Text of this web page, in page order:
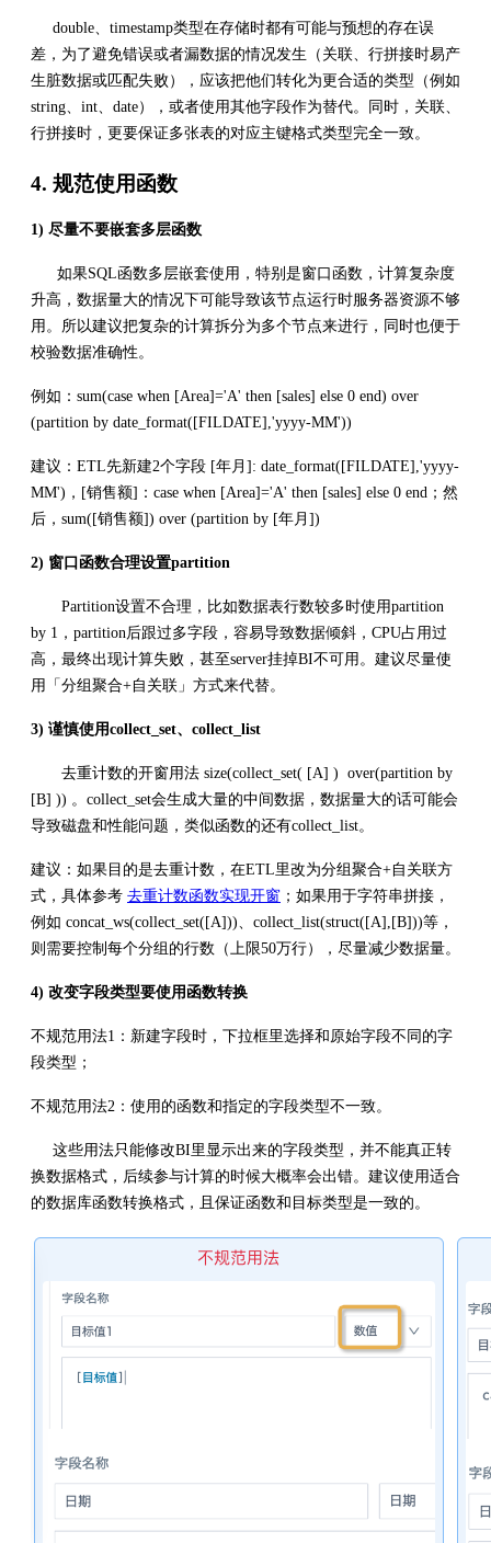
double、timestamp类型在存储时都有可能与预想的存在误
差，为了避免错误或者漏数据的情况发生（关联、行拼接时易产
生脏数据或匹配失败），应该把他们转化为更合适的类型（例如
string、int、date），或者使用其他字段作为替代。同时，关联、
行拼接时，更要保证多张表的对应主键格式类型完全一致。
4. 规范使用函数
1) 尽量不要嵌套多层函数
如果SQL函数多层嵌套使用，特别是窗口函数，计算复杂度
升高，数据量大的情况下可能导致该节点运行时服务器资源不够
用。所以建议把复杂的计算拆分为多个节点来进行，同时也便于
校验数据准确性。
例如：sum(case when [Area]='A' then [sales] else 0 end) over
(partition by date_format([FILDATE],'yyyy-MM'))
建议：ETL先新建2个字段 [年月]: date_format([FILDATE],'yyyy-
MM')，[销售额]：case when [Area]='A' then [sales] else 0 end；然
后，sum([销售额]) over (partition by [年月])
2) 窗口函数合理设置partition
Partition设置不合理，比如数据表行数较多时使用partition
by 1，partition后跟过多字段，容易导致数据倾斜，CPU占用过
高，最终出现计算失败，甚至server挂掉BI不可用。建议尽量使
用「分组聚合+自关联」方式来代替。
3) 谨慎使用collect_set、collect_list
去重计数的开窗用法 size(collect_set( [A] ) over(partition by
[B] )) 。collect_set会生成大量的中间数据，数据量大的话可能会
导致磁盘和性能问题，类似函数的还有collect_list。
建议：如果目的是去重计数，在ETL里改为分组聚合+自关联方
式，具体参考 去重计数函数实现开窗 ；如果用于字符串拼接，
例如 concat_ws(collect_set([A]))、collect_list(struct([A],[B]))等，
则需要控制每个分组的行数（上限50万行），尽量减少数据量。
4) 改变字段类型要使用函数转换
不规范用法1：新建字段时，下拉框里选择和原始字段不同的字
段类型；
不规范用法2：使用的函数和指定的字段类型不一致。
这些用法只能修改BI里显示出来的字段类型，并不能真正转
换数据格式，后续参与计算的时候大概率会出错。建议使用适合
的数据库函数转换格式，且保证函数和目标类型是一致的。